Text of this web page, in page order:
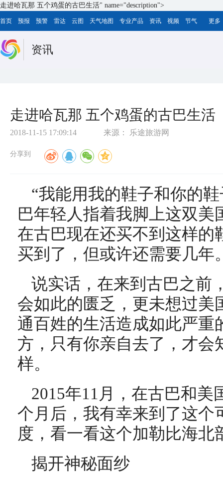
走进哈瓦那 五个鸡蛋的古巴生活" name="description">
首页 预报 预警 雷达 云图 天气地图 专业产品 资讯 视频 节气 更多
资讯
走进哈瓦那 五个鸡蛋的古巴生活
2018-11-15 17:09:14 来源： 乐途旅游网
分享到
“我能用我的鞋子和你的
巴年轻人指着我脚上这双
在古巴现在还买不到这样的
买到了，但或许还需要几年
说实话，在来到古巴之前
会如此的匮乏，更未想过美
通百姓的生活造成如此严重
方，只有你亲自去了，才会
样。
2015年11月，在古巴和
个月后，我有幸来到了这个
度，看一看这个加勒比海北
揭开神秘面纱